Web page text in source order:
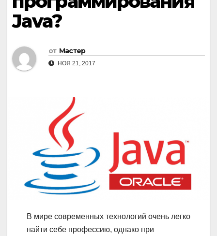
Java?
от Мастер
НОЯ 21, 2017
В мире современных технологий очень легко
найти себе профессию, однако при